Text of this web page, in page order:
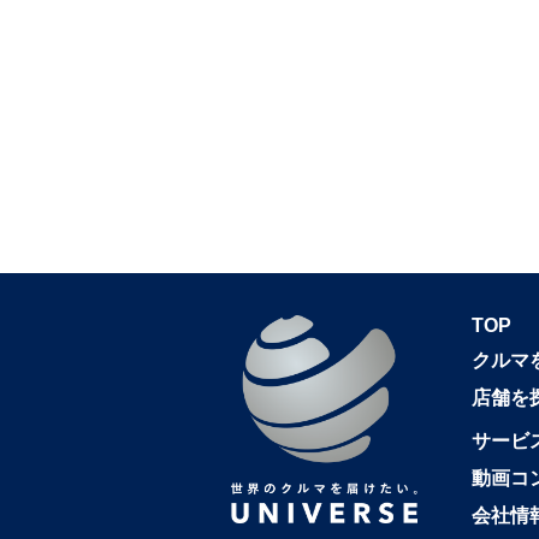
TOP
クルマ
店舗を
サービ
動画コ
会社情